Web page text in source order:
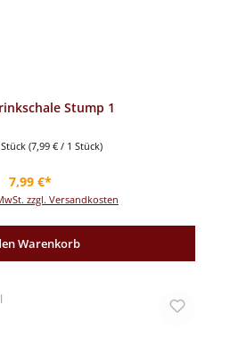
Stump 1
(7,99 € / 1 Stück)
Regulärer Preis:
7,99 €*
zzgl. Versandkosten
Warenkorb